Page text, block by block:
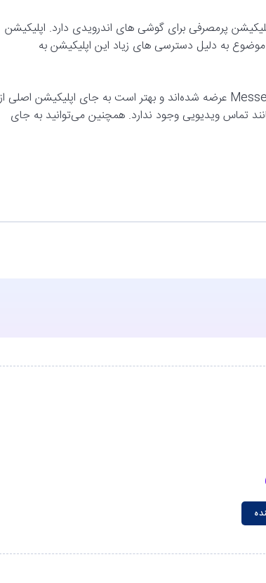
پرمصرفی برای گوشی های اندرویدی دارد. اپلیکیشن
به دلیل دسترسی های زیاد این اپلیکیشن به
نسخه های کم مصرف‌تر این اپلیکیشن‌ها با نام Facebook Lite و Messenger Lite عرضه شده‌اند و بهتر است به جای اپلیکیشن اصلی از
تماس ویدیویی وجود ندارد. همچنین می‌توانید به جای